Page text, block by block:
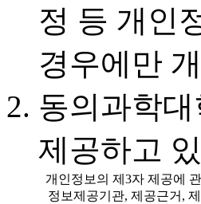
정 등 개인
경우에만
동의과학
제공하고
개인정보의 제3자 제공에
정보제공기관, 제공근거,